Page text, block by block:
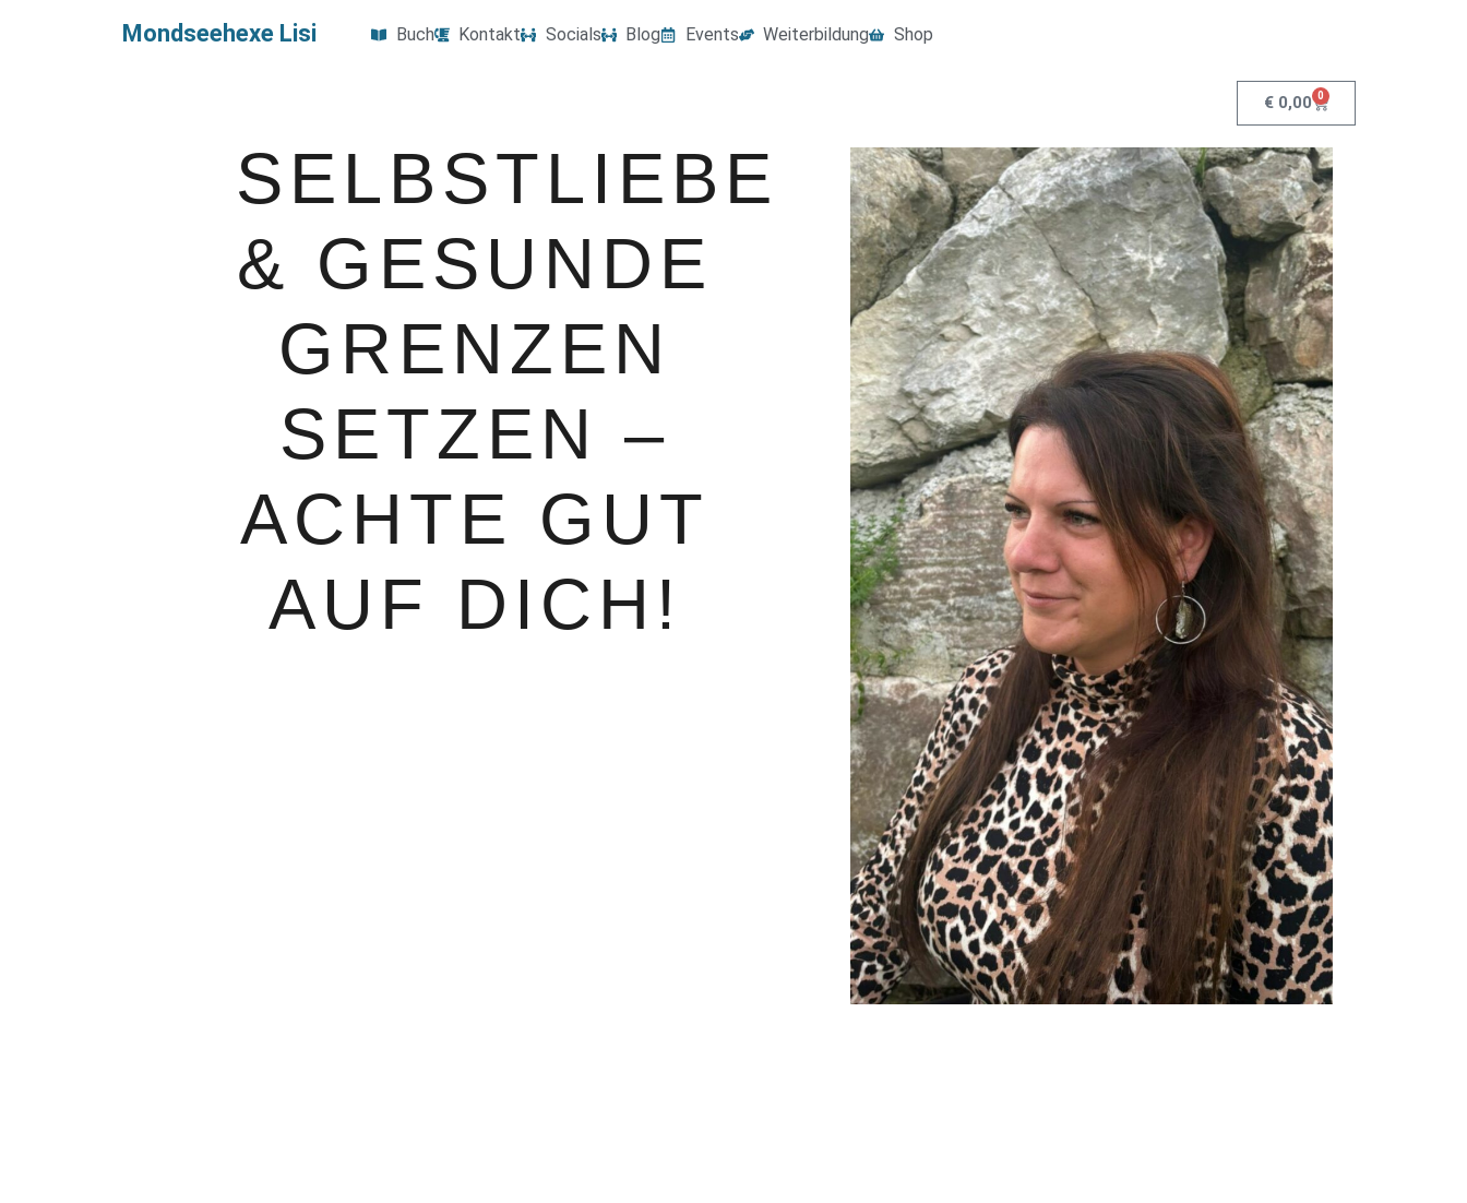
Mondseehexe Lisi Buch Kontakt Socials Blog Events Weiterbildung Shop
€ 0,00 0
SELBSTLIEBE
& GESUNDE
GRENZEN
SETZEN –
ACHTE GUT
AUF DICH!